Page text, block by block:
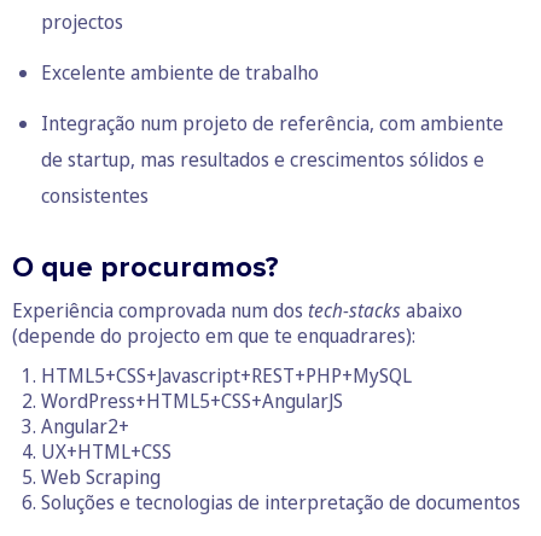
projectos
Excelente ambiente de trabalho
Integração num projeto de referência, com ambiente
de startup, mas resultados e crescimentos sólidos e
consistentes
O que procuramos?
Experiência comprovada num dos tech-stacksabaixo
(depende do projecto em que te enquadrares):
HTML5+CSS+Javascript+REST+PHP+MySQL
WordPress+HTML5+CSS+AngularJS
Angular2+
UX+HTML+CSS
Web Scraping
Soluções e tecnologias de interpretação de documentos